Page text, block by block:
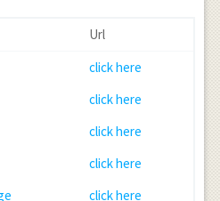
Url
click here
click here
click here
click here
click here